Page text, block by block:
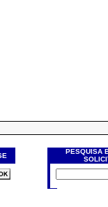
PESQUISA